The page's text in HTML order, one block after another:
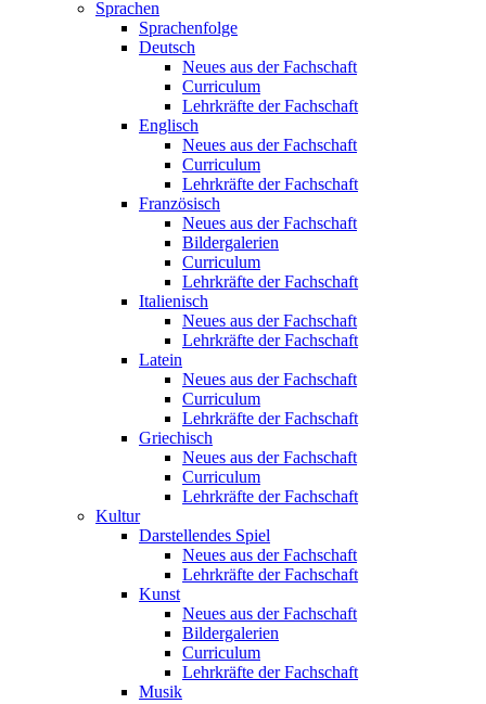
Sprachen
Sprachenfolge
Deutsch
Neues aus der Fachschaft
Curriculum
Lehrkräfte der Fachschaft
Englisch
Neues aus der Fachschaft
Curriculum
Lehrkräfte der Fachschaft
Französisch
Neues aus der Fachschaft
Bildergalerien
Curriculum
Lehrkräfte der Fachschaft
Italienisch
Neues aus der Fachschaft
Lehrkräfte der Fachschaft
Latein
Neues aus der Fachschaft
Curriculum
Lehrkräfte der Fachschaft
Griechisch
Neues aus der Fachschaft
Curriculum
Lehrkräfte der Fachschaft
Kultur
Darstellendes Spiel
Neues aus der Fachschaft
Lehrkräfte der Fachschaft
Kunst
Neues aus der Fachschaft
Bildergalerien
Curriculum
Lehrkräfte der Fachschaft
Musik